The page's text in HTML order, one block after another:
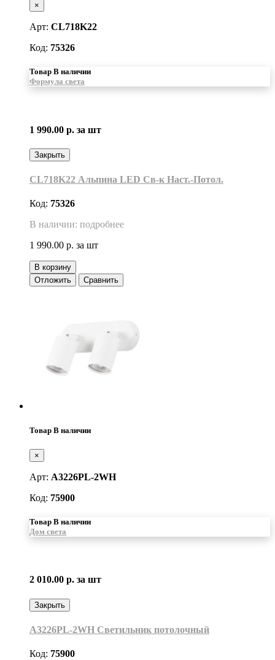
×
Арт: CL718K22
Код: 75326
Товар В наличии
Формула света
1 990.00 р. за шт
Закрыть
CL718K22 Альпина LED Св-к Наст.-Потол.
Код: 75326
В наличии: подробнее
1 990.00 р. за шт
В корзину
Отложить
Сравнить
Товар В наличии
×
Арт: A3226PL-2WH
Код: 75900
Товар В наличии
Дом света
2 010.00 р. за шт
Закрыть
A3226PL-2WH Светильник потолочный
Код: 75900